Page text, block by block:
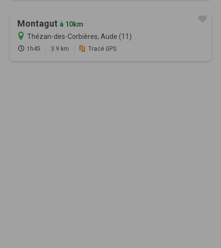
Montagut à 10km
Thézan-des-Corbières, Aude (11)
1h45 3.9 km Tracé GPS